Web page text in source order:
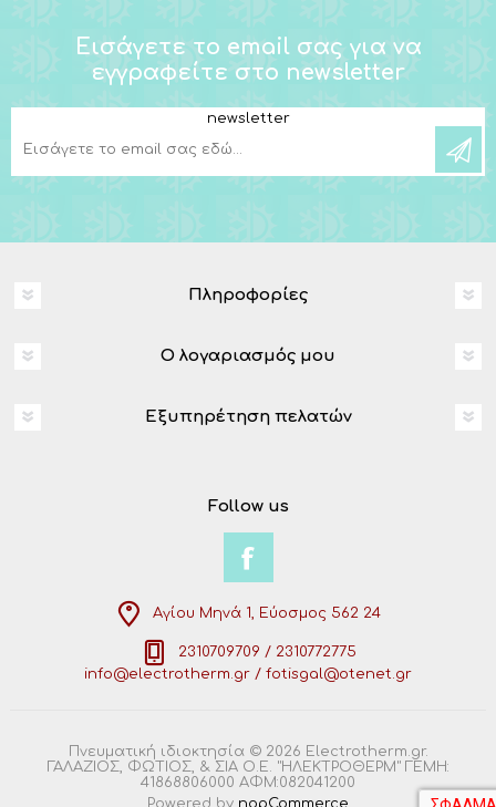
Εισάγετε το email σας για να
εγγραφείτε στο newsletter
newsletter
Πληροφορίες
Ο λογαριασμός μου
Εξυπηρέτηση πελατών
Follow us
Αγίου Μηνά 1, Εύοσμος 562 24
2310709709 / 2310772775
info@electrotherm.gr / fotisgal@otenet.gr
Πνευματική ιδιοκτησία © 2026 Electrotherm.gr.
ΓΑΛΑΖΙΟΣ, ΦΩΤΙΟΣ, & ΣΙΑ Ο.Ε. "ΗΛΕΚΤΡΟΘΕΡΜ" ΓΕΜΗ:
41868806000 ΑΦΜ:082041200
Powered by nopCommerce